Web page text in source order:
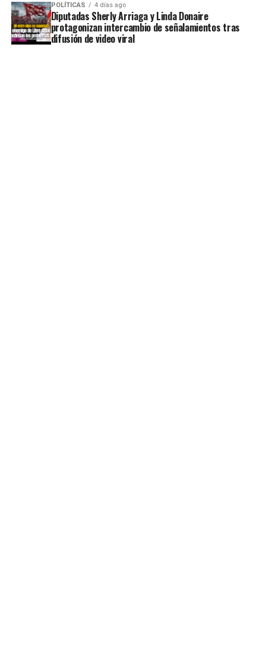
POLÍTICAS 4 días ago
Diputadas Sherly Arriaga y Linda Donaire
protagonizan intercambio de señalamientos tras
difusión de video viral